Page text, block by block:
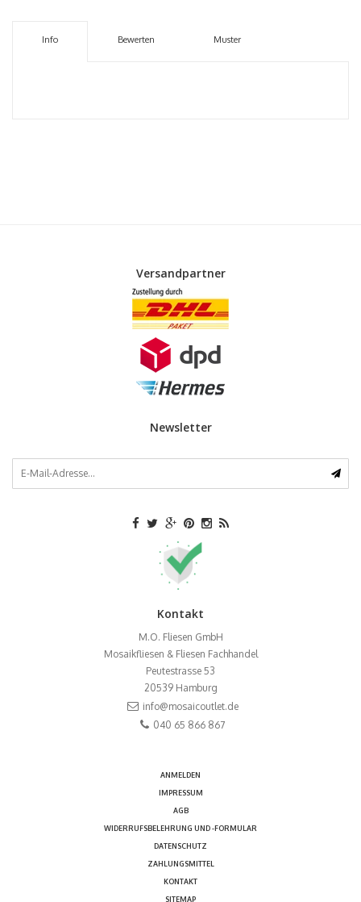
Info Bewerten Muster
Versandpartner
Newsletter
Kontakt
M.O. Fliesen GmbH
Mosaikfliesen & Fliesen Fachhandel
Peutestrasse 53
20539 Hamburg
info@mosaicoutlet.de
040 65 866 867
ANMELDEN
IMPRESSUM
AGB
WIDERRUFSBELEHRUNG UND -FORMULAR
DATENSCHUTZ
ZAHLUNGSMITTEL
KONTAKT
SITEMAP